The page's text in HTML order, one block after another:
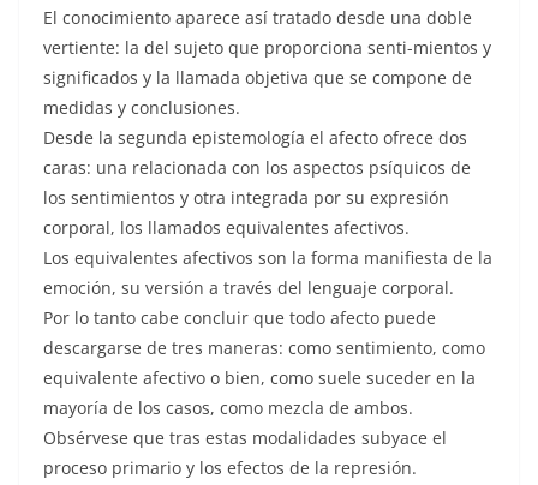
El conocimiento aparece así tratado desde una doble
vertiente: la del sujeto que proporciona senti-mientos y
significados y la llamada objetiva que se compone de
medidas y conclusiones.
Desde la segunda epistemología el afecto ofrece dos
caras: una relacionada con los aspectos psíquicos de
los sentimientos y otra integrada por su expresión
corporal, los llamados equivalentes afectivos.
Los equivalentes afectivos son la forma manifiesta de la
emoción, su versión a través del lenguaje corporal.
Por lo tanto cabe concluir que todo afecto puede
descargarse de tres maneras: como sentimiento, como
equivalente afectivo o bien, como suele suceder en la
mayoría de los casos, como mezcla de ambos.
Obsérvese que tras estas modalidades subyace el
proceso primario y los efectos de la represión.